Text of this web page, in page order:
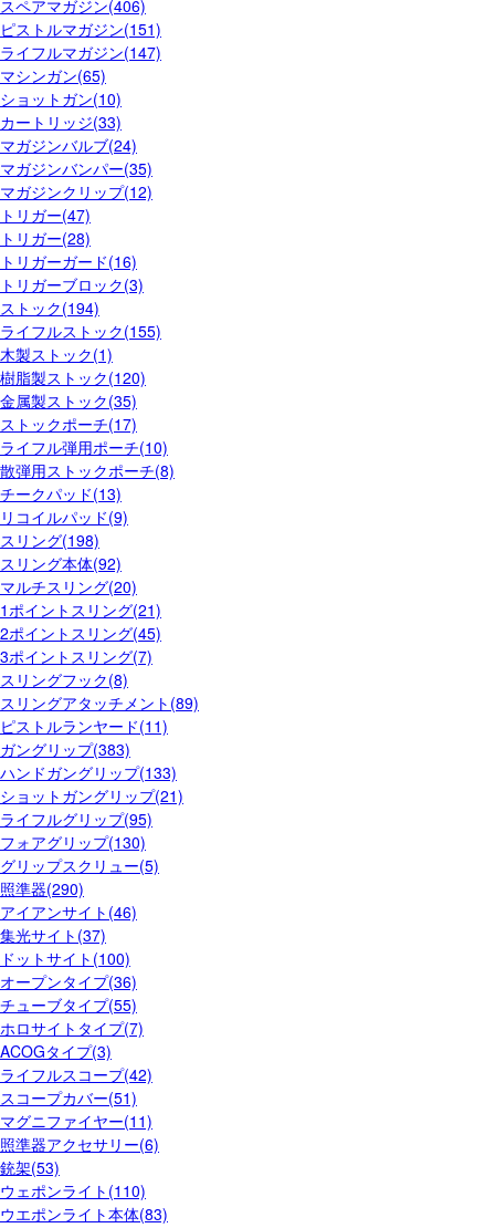
スペアマガジン(406)
ピストルマガジン(151)
ライフルマガジン(147)
マシンガン(65)
ショットガン(10)
カートリッジ(33)
マガジンバルブ(24)
マガジンバンパー(35)
マガジンクリップ(12)
トリガー(47)
トリガー(28)
トリガーガード(16)
トリガーブロック(3)
ストック(194)
ライフルストック(155)
木製ストック(1)
樹脂製ストック(120)
金属製ストック(35)
ストックポーチ(17)
ライフル弾用ポーチ(10)
散弾用ストックポーチ(8)
チークパッド(13)
リコイルパッド(9)
スリング(198)
スリング本体(92)
マルチスリング(20)
1ポイントスリング(21)
2ポイントスリング(45)
3ポイントスリング(7)
スリングフック(8)
スリングアタッチメント(89)
ピストルランヤード(11)
ガングリップ(383)
ハンドガングリップ(133)
ショットガングリップ(21)
ライフルグリップ(95)
フォアグリップ(130)
グリップスクリュー(5)
照準器(290)
アイアンサイト(46)
集光サイト(37)
ドットサイト(100)
オープンタイプ(36)
チューブタイプ(55)
ホロサイトタイプ(7)
ACOGタイプ(3)
ライフルスコープ(42)
スコープカバー(51)
マグニファイヤー(11)
照準器アクセサリー(6)
銃架(53)
ウェポンライト(110)
ウエポンライト本体(83)